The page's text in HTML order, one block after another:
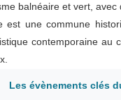
balnéaire et vert,
est une commune
contemporaine au
Les évènements clés